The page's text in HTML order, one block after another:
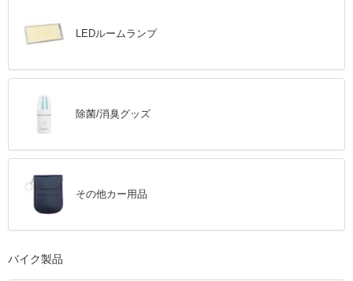
LEDルームランプ
除菌/消臭グッズ
その他カー用品
バイク製品